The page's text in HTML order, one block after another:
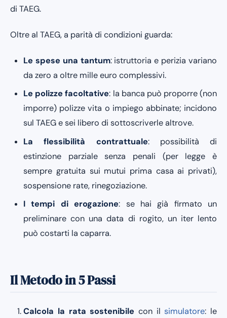
di TAEG.
Oltre al TAEG, a parità di condizioni guarda:
Le spese una tantum: istruttoria e perizia variano
da zero a oltre mille euro complessivi.
Le polizze facoltative: la banca può proporre (non
imporre) polizze vita o impiego abbinate; incidono
sul TAEG e sei libero di sottoscriverle altrove.
La flessibilità contrattuale: possibilità di
estinzione parziale senza penali (per legge è
sempre gratuita sui mutui prima casa ai privati),
sospensione rate, rinegoziazione.
I tempi di erogazione: se hai già firmato un
preliminare con una data di rogito, un iter lento
può costarti la caparra.
Il Metodo in 5 Passi
Calcola la rata sostenibile con ilsimulatore: le